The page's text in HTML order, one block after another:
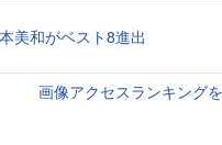
美和がベスト8進出
画像アクセスランキング